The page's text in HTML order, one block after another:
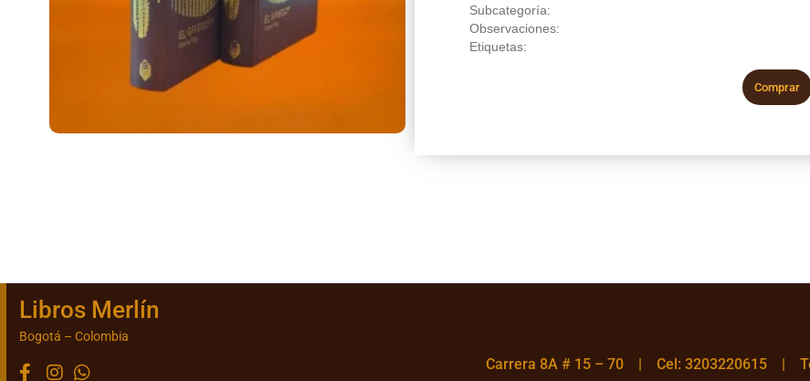
Subcategoría:
Observaciones:
Etiquetas:
Comprar
Libros Merlín
Bogotá – Colombia
Carrera 8A # 15 – 70 | Cel: 3203220615 |